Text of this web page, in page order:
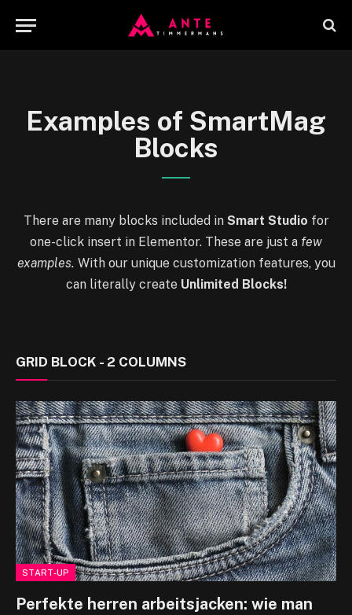
Examples of SmartMag
Blocks
There are many blocks included in Smart Studio for
one-click insert in Elementor. These are just a few
examples. With our unique customization features, you
can literally create Unlimited Blocks!
GRID BLOCK - 2 COLUMNS
START-UP
Perfekte herren arbeitsjacken: wie man